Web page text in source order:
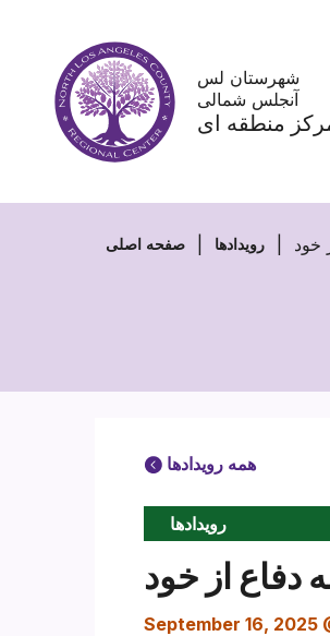
شهرستان لس
آنجلس شمالی
منطقه ای
صفحه اصلی رویدادها خود
همه رویدادها
رویدادها
دفاع از خود
September 16, 2025